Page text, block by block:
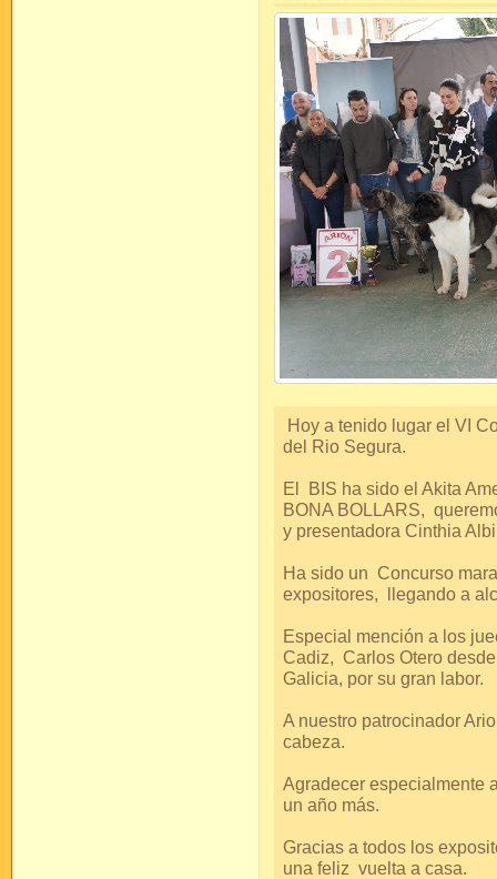
Hoy a tenido lugar el VI
del Rio Segura.
El BIS ha sido el Akita
BONA BOLLARS,
y presentadora Cinthia
Ha sido un Concurso
expositores, llegando a
Especial mención a los
Cadiz, Carlos Otero
Galicia, por su gran labor.
A nuestro patrocinador
cabeza.
Agradecer especialmente
un año más.
Gracias a todos los
una feliz vuelta a casa.